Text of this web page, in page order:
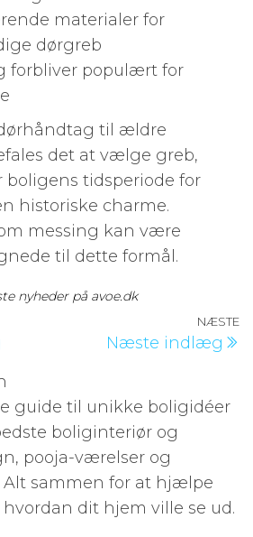
materialer for
dørgreb
forbliver populært for
til ældre
det at vælge greb,
boligens tidsperiode for
historiske charme.
messing kan være
til dette formål.
nyheder på avoe.dk
NÆSTE
Næste indlæg
guide til unikke boligidéer
boliginteriør og
pooja-værelser og
sammen for at hjælpe
dit hjem ville se ud.